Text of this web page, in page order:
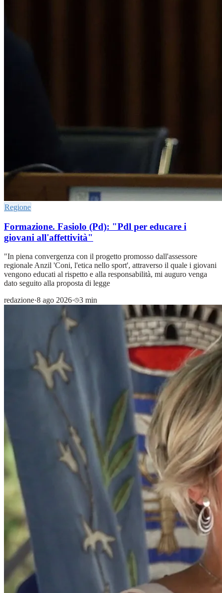
Regione
Formazione. Fasiolo (Pd): "Pdl per educare i
giovani all'affettività"
"In piena convergenza con il progetto promosso dall'assessore
regionale Anzil 'Coni, l'etica nello sport', attraverso il quale i giovani
vengono educati al rispetto e alla responsabilità, mi auguro venga
dato seguito alla proposta di legge
redazione·8 ago 2026· 3 min